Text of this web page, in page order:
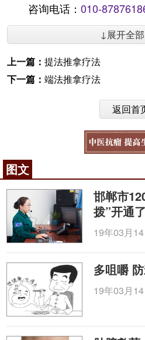
咨询电话： 010-
↓展开全
上一篇： 提法推拿疗法
下一篇： 端法推拿疗法
返回首
图文
邯郸市
拨”开通了
19年03月14
多咀嚼
19年03月14